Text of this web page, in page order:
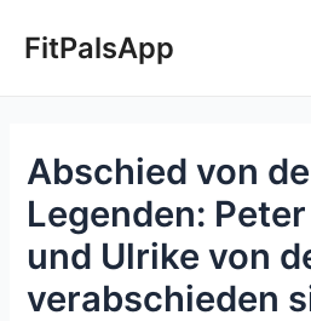
FitPalsApp
Abschied von
Legenden:
und Ulrike von
verabschieden
navigation